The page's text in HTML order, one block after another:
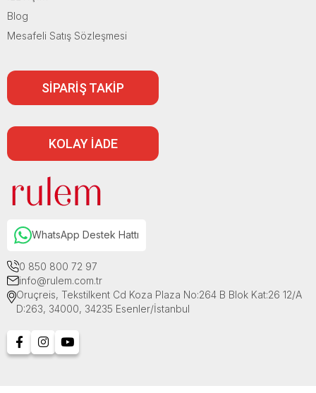
Blog
Mesafeli Satış Sözleşmesi
SİPARİŞ TAKİP
KOLAY İADE
WhatsApp Destek Hattı
0 850 800 72 97
info@rulem.com.tr
Oruçreis, Tekstilkent Cd Koza Plaza No:264 B Blok Kat:26 12/A
D:263, 34000, 34235 Esenler/İstanbul